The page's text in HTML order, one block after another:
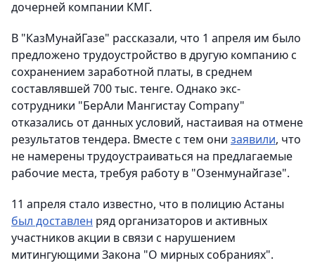
дочерней компании КМГ.
В "КазМунайГазе" рассказали, что 1 апреля им было
предложено трудоустройство в другую компанию с
сохранением заработной платы, в среднем
составлявшей 700 тыс. тенге. Однако экс-
сотрудники "БерАли Мангистау Company"
отказались от данных условий, настаивая на отмене
результатов тендера. Вместе с тем они заявили, что
не намерены трудоустраиваться на предлагаемые
рабочие места, требуя работу в "Озенмунайгазе".
11 апреля стало известно, что в полицию Астаны
был доставлен ряд организаторов и активных
участников акции в связи с нарушением
митингующими Закона "О мирных собраниях".